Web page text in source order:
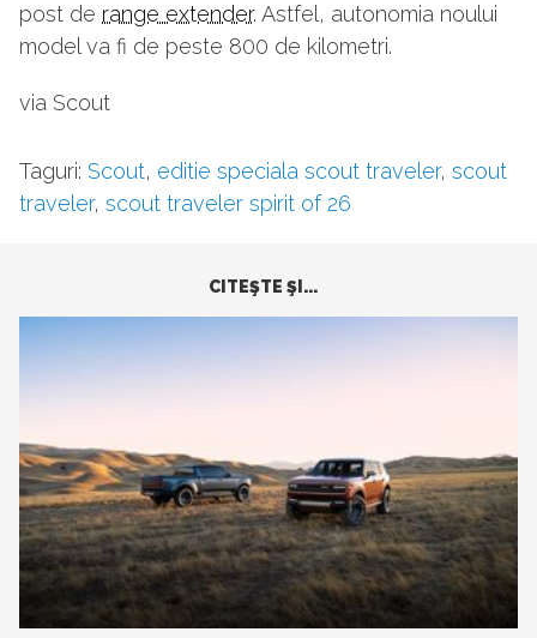
post de range extender. Astfel, autonomia noului
model va fi de peste 800 de kilometri.
via Scout
Taguri: Scout, editie speciala scout traveler, scout
traveler, scout traveler spirit of 26
CITEŞTE ŞI...